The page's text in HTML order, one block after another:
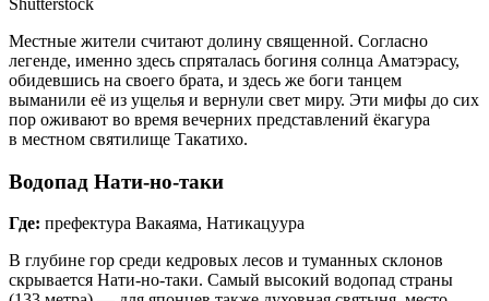
Местные жители считают долину священной. Согласно
легенде, именно здесь спряталась богиня солнца Аматэрасу,
обидевшись на своего брата, и здесь же боги танцем
выманили её из ущелья и вернули свет миру. Эти мифы до сих
пор оживают во время вечерних представлений ёкагура
в местном святилище Такатихо.
Водопад Нати‑но‑таки
Где: префектура Вакаяма, Натикацуура
В глубине гор среди кедровых лесов и туманных склонов
скрывается Нати‑но‑таки. Самый высокий водопад страны